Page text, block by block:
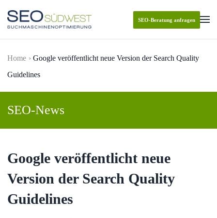
Skip to main content
SEO-Beratung anfragen
Home
Google veröffentlicht neue Version der Search Quality
Guidelines
SEO-News
Google veröffentlicht neue
Version der Search Quality
Guidelines